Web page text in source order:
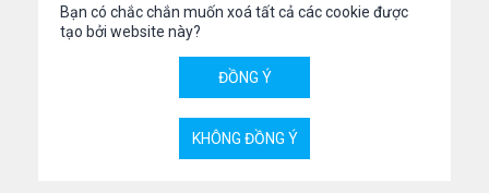
Bạn có chắc chắn muốn xoá tất cả các cookie được
tạo bởi website này?